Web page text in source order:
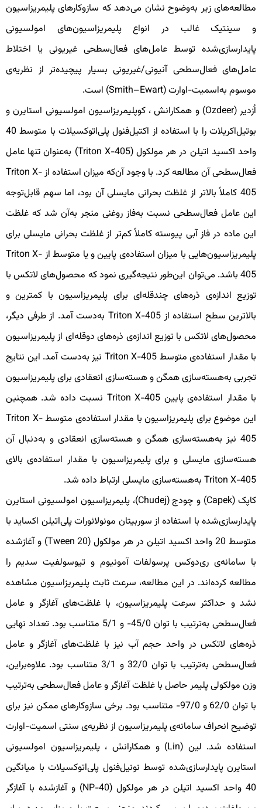
مطالعه‌های زیر به‌وضوح نشان می‌دهد که سازوکارهای پلیمریزاسیون
و سینتیک غالب در انواع پلیمریزاسیون‌های امولسیونی
پایدارسازی‌شده توسط عامل‌های فعال‌سطحی غیریونی یا اختلاط
عامل‌های فعال‌سطحی آنیونی/غیریونی بسیار پیچیده‌تر از نظریه‌ی
موسوم به‌اسمیت-اوارت (Smith–Ewart) است.
اُزدیر (Ozdeer) و همکارانش ، کوپلیمریزاسیون امولسیونی استایرن و
بوتیل‌اکریلات را با استفاده از اکتیل‌فنول پلی‌اتوکسیلات با متوسط 40
واحد اکسید اتیلن در هر مولکول (Triton X-405) به‌عنوان تنها عامل
فعال‌سطحی آن مطالعه کرد. با وجود آن‌که میزان استفاده از Triton X-
405 کاملاً بالاتر از غلظت بحرانی مایسلی آن بود، اما سهم قابل‌توجه
این عامل فعال‌سطحی نسبت به‌فاز روغنی منجر به‌آن شد که غلظت
این ماده در فاز آبی پیوسته کاملاً کم‌تر از غلظت بحرانی مایسلی برای
پلیمریزاسیون‌هایی با میزان استفاده‌ی پایین و یا متوسط از Triton X-
405 باشد. می‌توان این‌طور نتیجه‌گیری نمود که محصول‌های لاتکس با
توزیع اندازه‌ی ذره‌های چندقله‌ای برای پلیمریزاسیون با کمترین و
بالاترین سطح استفاده از Triton X-405 به‌دست آمد. از طرفی دیگر،
محصول‌های لاتکس با توزیع اندازه‌ی ذره‌های دوقله‌ای از پلیمریزاسیون
با مقدار استفاده‌ی متوسط Triton X-405 نیز به‌دست آمد. این نتایج
تجربی به‌هسته‌سازی همگن و هسته‌سازی انعقادی برای پلیمریزاسیون
با مقدار استفاده‌ی پایین Triton X-405 نسبت داده شد. همچنین
این موضوع برای پلیمریزاسیون با مقدار استفاده‌ی متوسط Triton X-
405 نیز به‌هسته‌سازی همگن و هسته‌سازی انعقادی و به‌دنبال آن
هسته‌سازی مایسلی و برای پلیمریزاسیون با مقدار استفاده‌ی بالای
Triton X-405 به‌هسته‌سازی مایسلی ارتباط داده شد.
کاپک (Capek) و چودج (Chudej)، پلیمریزاسیون امولسیونی استایرن
پایدارسازی‌شده با استفاده از سوربیتان مونولائورات پلی‌اتیلن اکساید با
متوسط 20 واحد اکسید اتیلن در هر مولکول (Tween 20) و آغازشده
با سامانه‌ی ری‌دوکس پرسولفات آمونیوم و تیوسولفیت سدیم را
مطالعه کرده‌اند. در این مطالعه، سرعت ثابت پلیمریزاسیون مشاهده
نشد و حداکثر سرعت پلیمریزاسیون، با غلظت‌های آغازگر و عامل
فعال‌سطحی به‌ترتیب با توان 45/0- و 5/1 متناسب بود. تعداد نهایی
ذره‌های لاتکس در واحد حجم آب نیز با غلظت‌های آغازگر و عامل
فعال‌سطحی به‌ترتیب با توان 32/0 و 3/1 متناسب بود. علاوه‌براین،
وزن مولکولی پلیمر حاصل با غلظت آغازگر و عامل فعال‌سطحی به‌ترتیب
با توان 62/0 و 97/0- متناسب بود. برخی سازوکارهای ممکن نیز برای
توضیح انحراف سامانه‌‌ی پلیمریزاسیون از نظریه‌ی‌ سنتی اسمیت-اوارت
استفاده شد. لین (Lin) و همکارانش ، پلیمریزاسیون امولسیونی
استایرن پایدارسازی‌شده توسط نونیل‌فنول پلی‌اتوکسیلات با میانگین
40 واحد اکسید اتیلن در هر مولکول (NP-40) و آغازشده با آغازگر